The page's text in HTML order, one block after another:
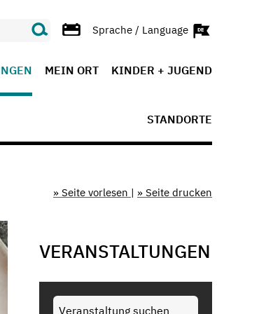
Sprache / Language
MEIN ORT KINDER + JUGEND
STANDORTE
» Seite vorlesen | » Seite drucken
VERANSTALTUNGEN